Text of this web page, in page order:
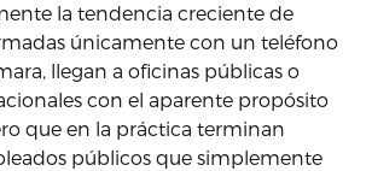
la tendencia creciente de
únicamente con un teléfono
llegan a oficinas públicas o
con el aparente propósito
que en la práctica terminan
públicos que simplemente